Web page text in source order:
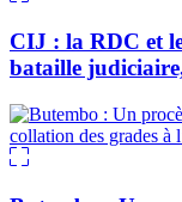
CIJ : la RDC et
bataille